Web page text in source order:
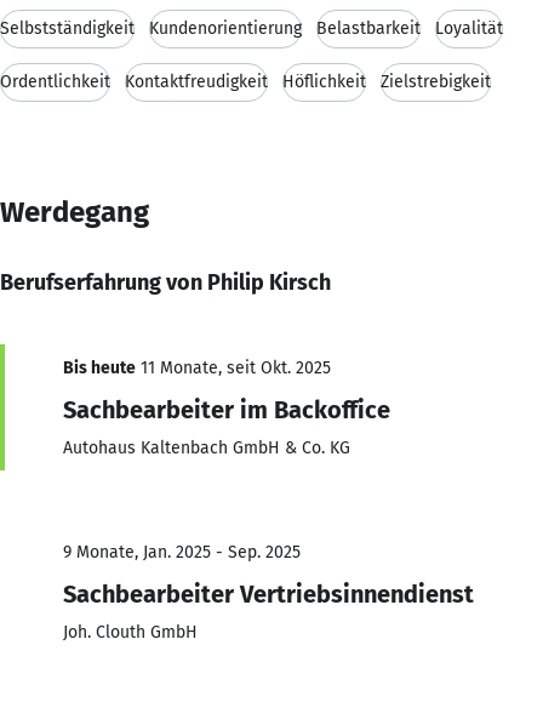
Selbstständigkeit Kundenorientierung Belastbarkeit Loyalität
Ordentlichkeit Kontaktfreudigkeit Höflichkeit Zielstrebigkeit
Werdegang
Berufserfahrung von Philip Kirsch
Bis heute 11 Monate, seit Okt. 2025
Sachbearbeiter im Backoffice
Autohaus Kaltenbach GmbH & Co. KG
9 Monate, Jan. 2025 - Sep. 2025
Sachbearbeiter Vertriebsinnendienst
Joh. Clouth GmbH